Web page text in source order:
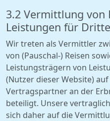
3.2 Vermittlung von
Leistungen für Dritte
Wir treten als Vermittler
von (Pauschal-) Reisen
Leistungsträgern von
(Nutzer dieser Website)
Vertragspartner an der
beteiligt. Unsere
sich daher auf die